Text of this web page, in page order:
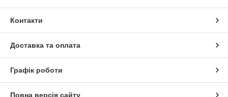
Контакти
Доставка та оплата
Графік роботи
Повна версія сайту